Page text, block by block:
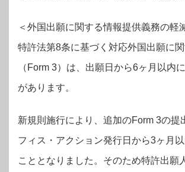
＜外国出願に関する情報提供義務の軽
特許法第8条に基づく対応外国出願に
（Form 3）は、出願日から6ヶ月以内
があります。
新規則施行により、追加のForm 3の提
フィス・アクション発行日から3ヶ月
こととなりました。そのため特許出願